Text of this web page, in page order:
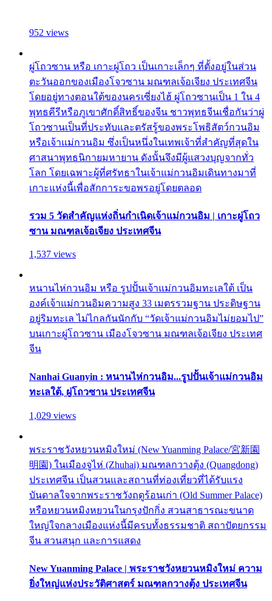
952 views
ผู่โถวซาน หรือ เกาะผู่โถว เป็นเกาะเล็กๆ ที่ตั้งอยู่ในส่วน
ตะวันออกของเมืองโจวซาน มณฑลเจ้อเจียง ประเทศจีน
โดยอยู่ทางตอนใต้ของนครเซี่ยงไฮ้ ผู่โถวซานเป็น 1 ใน 4
พุทธคีรีหรือภูเขาศักดิ์สิทธิ์ของจีน ชาวพุทธจีนเชื่อกันว่าผู่
โถวซานเป็นที่ประทับและตรัสรู้ของพระโพธิสัตว์กวนอิม
หรือเจ้าแม่กวนอิม ซึ่งเป็นหนึ่งในเทพเจ้าที่สำคัญที่สุดใน
ศาสนาพุทธนิกายมหายาน ดังนั้นจึงมีผู้แสวงบุญจากทั่ว
โลก โดยเฉพาะผู้ที่ศรัทธาในเจ้าแม่กวนอิมเดินทางมาที่
เกาะแห่งนี้เพื่อสักการะขอพรอยู่โดยตลอด
รวม 5 วัดสำคัญแห่งถิ่นกำเนิดเจ้าแม่กวนอิม | เกาะผู่โถว
ซาน มณฑลเจ้อเจียง ประเทศจีน
1,537 views
หนานไห่กวนอิม หรือ รูปปั้นเจ้าแม่กวนอิมทะเลใต้ เป็น
องค์เจ้าแม่กวนอิมความสูง 33 เมตรรวมฐาน ประดิษฐาน
อยู่ริมทะเล ไม่ไกลกันนักกับ “วัดเจ้าแม่กวนอิมไม่ยอมไป”
บนเกาะผู่โถวซาน เมืองโจวซาน มณฑลเจ้อเจียง ประเทศ
จีน
Nanhai Guanyin : หนานไห่กวนอิม...รูปปั้นเจ้าแม่กวนอิม
ทะเลใต้, ผู่โถวซาน ประเทศจีน
1,029 views
พระราชวังหยวนหมิงใหม่ (New Yuanming Palace/宮新園
明園) ในเมืองจูไห่ (Zhuhai) มณฑลกวางตุ้ง (Quangdong)
ประเทศจีน เป็นสวนและสถานที่ท่องเที่ยวที่ได้รับแรง
บันดาลใจจากพระราชวังฤดูร้อนเก่า (Old Summer Palace)
หรือหยวนหมิงหยวนในกรุงปักกิ่ง สวนสาธารณะขนาด
ใหญ่ใจกลางเมืองแห่งนี้มีครบทั้งธรรมชาติ สถาปัตยกรรม
จีน สวนสนุก และการแสดง
New Yuanming Palace | พระราชวังหยวนหมิงใหม่ ความ
ยิ่งใหญ่แห่งประวัติศาสตร์ มณฑลกวางตุ้ง ประเทศจีน